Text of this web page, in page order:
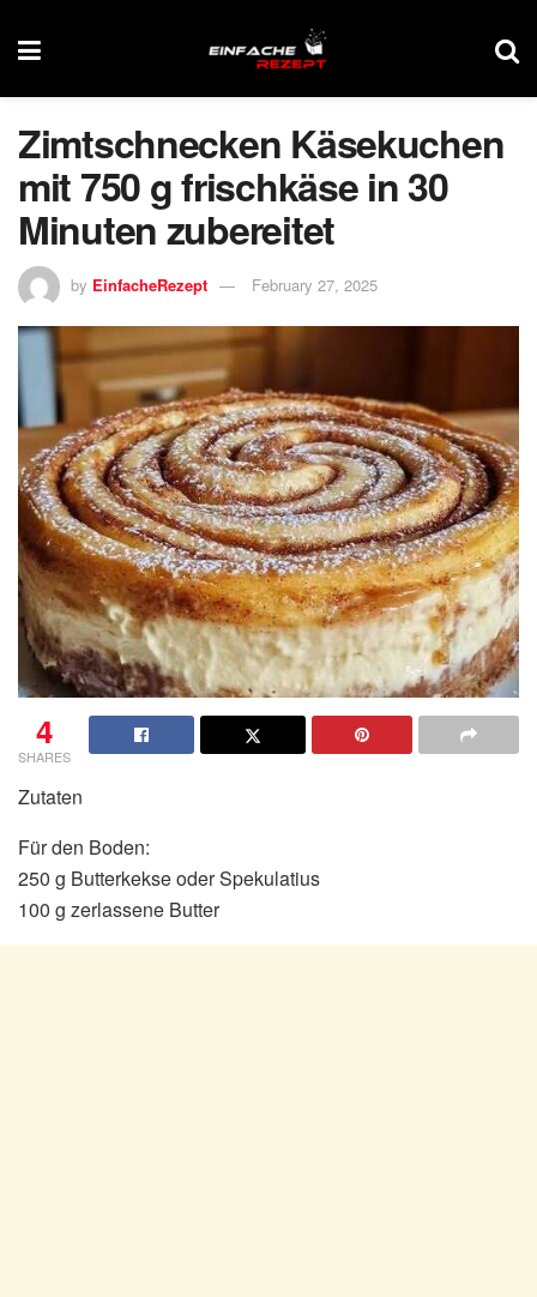
Zimtschnecken Käsekuchen
mit 750 g frischkäse in 30
Minuten zubereitet
by EinfacheRezept February 27, 2025
4
SHARES
Zutaten
Für den Boden:
250 g Butterkekse oder Spekulatius
100 g zerlassene Butter